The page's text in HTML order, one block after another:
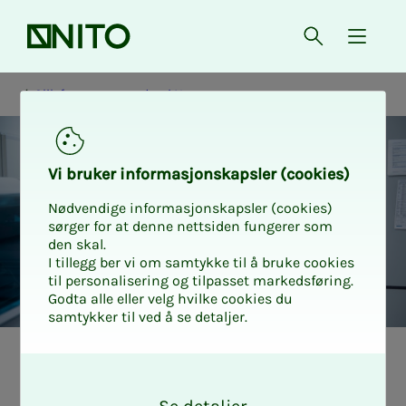
Forsiden Åpne søk
{
Slik fungerer pensjon i Norge
Vi bru­­­ker in­­­for­­­ma­­­sjons­­­kaps­­­­­ler (cookies)
Nødvendige informasjonskapsler (cookies)
sørger for at denne nettsiden fungerer som
den skal.
I tillegg ber vi om samtykke til å bruke cookies
til personalisering og tilpasset markedsføring.
Godta alle eller velg hvilke cookies du
samtykker til ved å se detaljer.